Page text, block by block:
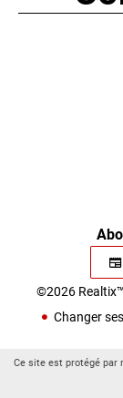
©2026 Realtix™
Changer
Ce site est protégé par